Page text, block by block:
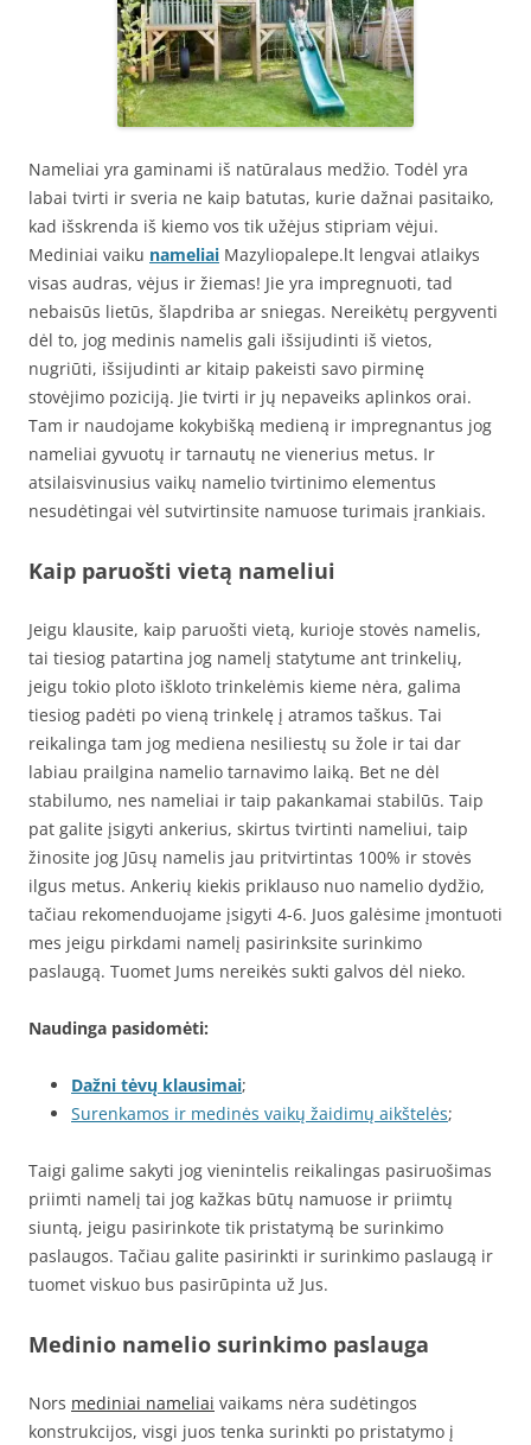
Nameliai yra gaminami iš natūralaus medžio. Todėl yra
labai tvirti ir sveria ne kaip batutas, kurie dažnai pasitaiko,
kad išskrenda iš kiemo vos tik užėjus stipriam vėjui.
Mediniai vaiku nameliai Mazyliopalepe.lt lengvai atlaikys
visas audras, vėjus ir žiemas! Jie yra impregnuoti, tad
nebaisūs lietūs, šlapdriba ar sniegas. Nereikėtų pergyventi
dėl to, jog medinis namelis gali išsijudinti iš vietos,
nugriūti, išsijudinti ar kitaip pakeisti savo pirminę
stovėjimo poziciją. Jie tvirti ir jų nepaveiks aplinkos orai.
Tam ir naudojame kokybišką medieną ir impregnantus jog
nameliai gyvuotų ir tarnautų ne vienerius metus. Ir
atsilaisvinusius vaikų namelio tvirtinimo elementus
nesudėtingai vėl sutvirtinsite namuose turimais įrankiais.
Kaip paruošti vietą nameliui
Jeigu klausite, kaip paruošti vietą, kurioje stovės namelis,
tai tiesiog patartina jog namelį statytume ant trinkelių,
jeigu tokio ploto iškloto trinkelėmis kieme nėra, galima
tiesiog padėti po vieną trinkelę į atramos taškus. Tai
reikalinga tam jog mediena nesiliestų su žole ir tai dar
labiau prailgina namelio tarnavimo laiką. Bet ne dėl
stabilumo, nes nameliai ir taip pakankamai stabilūs. Taip
pat galite įsigyti ankerius, skirtus tvirtinti nameliui, taip
žinosite jog Jūsų namelis jau pritvirtintas 100% ir stovės
ilgus metus. Ankerių kiekis priklauso nuo namelio dydžio,
tačiau rekomenduojame įsigyti 4-6. Juos galėsime įmontuoti
mes jeigu pirkdami namelį pasirinksite surinkimo
paslaugą. Tuomet Jums nereikės sukti galvos dėl nieko.
Naudinga pasidomėti:
Dažni tėvų klausimai;
Surenkamos ir medinės vaikų žaidimų aikštelės;
Taigi galime sakyti jog vienintelis reikalingas pasiruošimas
priimti namelį tai jog kažkas būtų namuose ir priimtų
siuntą, jeigu pasirinkote tik pristatymą be surinkimo
paslaugos. Tačiau galite pasirinkti ir surinkimo paslaugą ir
tuomet viskuo bus pasirūpinta už Jus.
Medinio namelio surinkimo paslauga
Nors mediniai nameliai vaikams nėra sudėtingos
konstrukcijos, visgi juos tenka surinkti po pristatymo į